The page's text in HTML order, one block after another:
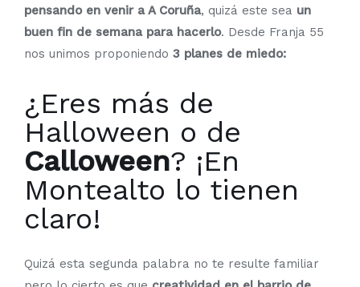
pensando en venir a A Coruña, quizá este sea un
buen fin de semana para hacerlo. Desde Franja 55
nos unimos proponiendo 3 planes de miedo:
¿Eres más de
Halloween o de
Calloween? ¡En
Montealto lo tienen
claro!
Quizá esta segunda palabra no te resulte familiar